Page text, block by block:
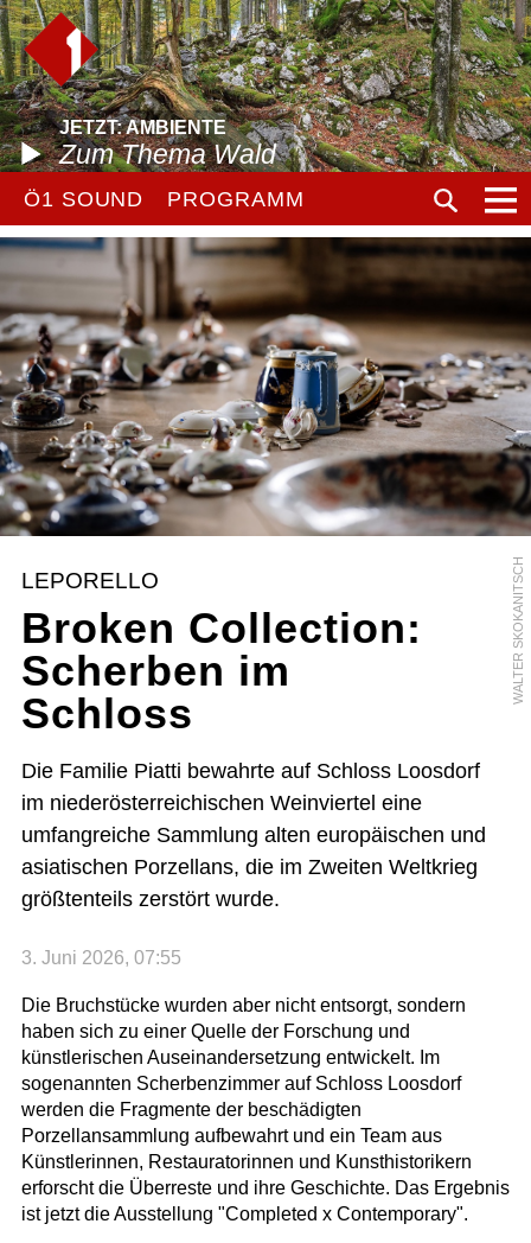
JETZT: AMBIENTE
Zum Thema Wald
Ö1 SOUND PROGRAMM
WALTER SKOKANITSCH
LEPORELLO
Broken Collection:
Scherben im
Schloss
Die Familie Piatti bewahrte auf Schloss Loosdorf
im niederösterreichischen Weinviertel eine
umfangreiche Sammlung alten europäischen und
asiatischen Porzellans, die im Zweiten Weltkrieg
größtenteils zerstört wurde.
3. Juni 2026, 07:55
Die Bruchstücke wurden aber nicht entsorgt, sondern
haben sich zu einer Quelle der Forschung und
künstlerischen Auseinandersetzung entwickelt. Im
sogenannten Scherbenzimmer auf Schloss Loosdorf
werden die Fragmente der beschädigten
Porzellansammlung aufbewahrt und ein Team aus
Künstlerinnen, Restauratorinnen und Kunsthistorikern
erforscht die Überreste und ihre Geschichte. Das Ergebnis
ist jetzt die Ausstellung "Completed x Contemporary".